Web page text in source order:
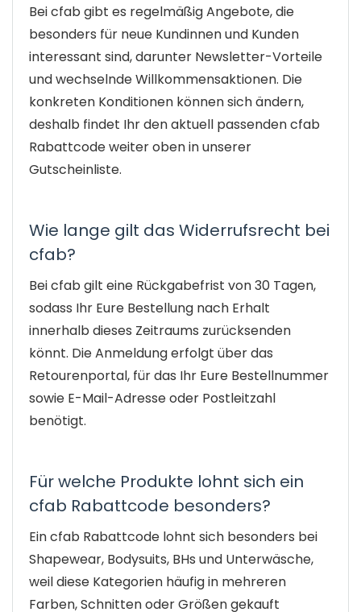
Bei cfab gibt es regelmäßig Angebote, die
besonders für neue Kundinnen und Kunden
interessant sind, darunter Newsletter-Vorteile
und wechselnde Willkommensaktionen. Die
konkreten Konditionen können sich ändern,
deshalb findet Ihr den aktuell passenden cfab
Rabattcode weiter oben in unserer
Gutscheinliste.
Wie lange gilt das Widerrufsrecht bei
cfab?
Bei cfab gilt eine Rückgabefrist von 30 Tagen,
sodass Ihr Eure Bestellung nach Erhalt
innerhalb dieses Zeitraums zurücksenden
könnt. Die Anmeldung erfolgt über das
Retourenportal, für das Ihr Eure Bestellnummer
sowie E-Mail-Adresse oder Postleitzahl
benötigt.
Für welche Produkte lohnt sich ein
cfab Rabattcode besonders?
Ein cfab Rabattcode lohnt sich besonders bei
Shapewear, Bodysuits, BHs und Unterwäsche,
weil diese Kategorien häufig in mehreren
Farben, Schnitten oder Größen gekauft